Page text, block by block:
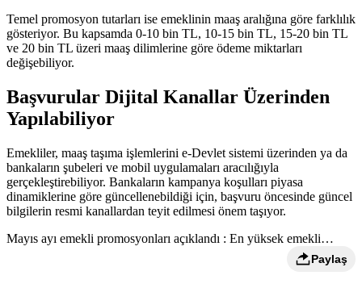
Temel promosyon tutarları ise emeklinin maaş aralığına göre farklılık
gösteriyor. Bu kapsamda 0-10 bin TL, 10-15 bin TL, 15-20 bin TL
ve 20 bin TL üzeri maaş dilimlerine göre ödeme miktarları
değişebiliyor.
Başvurular Dijital Kanallar Üzerinden
Yapılabiliyor
Emekliler, maaş taşıma işlemlerini e-Devlet sistemi üzerinden ya da
bankaların şubeleri ve mobil uygulamaları aracılığıyla
gerçekleştirebiliyor. Bankaların kampanya koşulları piyasa
dinamiklerine göre güncellenebildiği için, başvuru öncesinde güncel
bilgilerin resmi kanallardan teyit edilmesi önem taşıyor.
Mayıs ayı emekli promosyonları açıklandı : En yüksek emekli
Paylaş